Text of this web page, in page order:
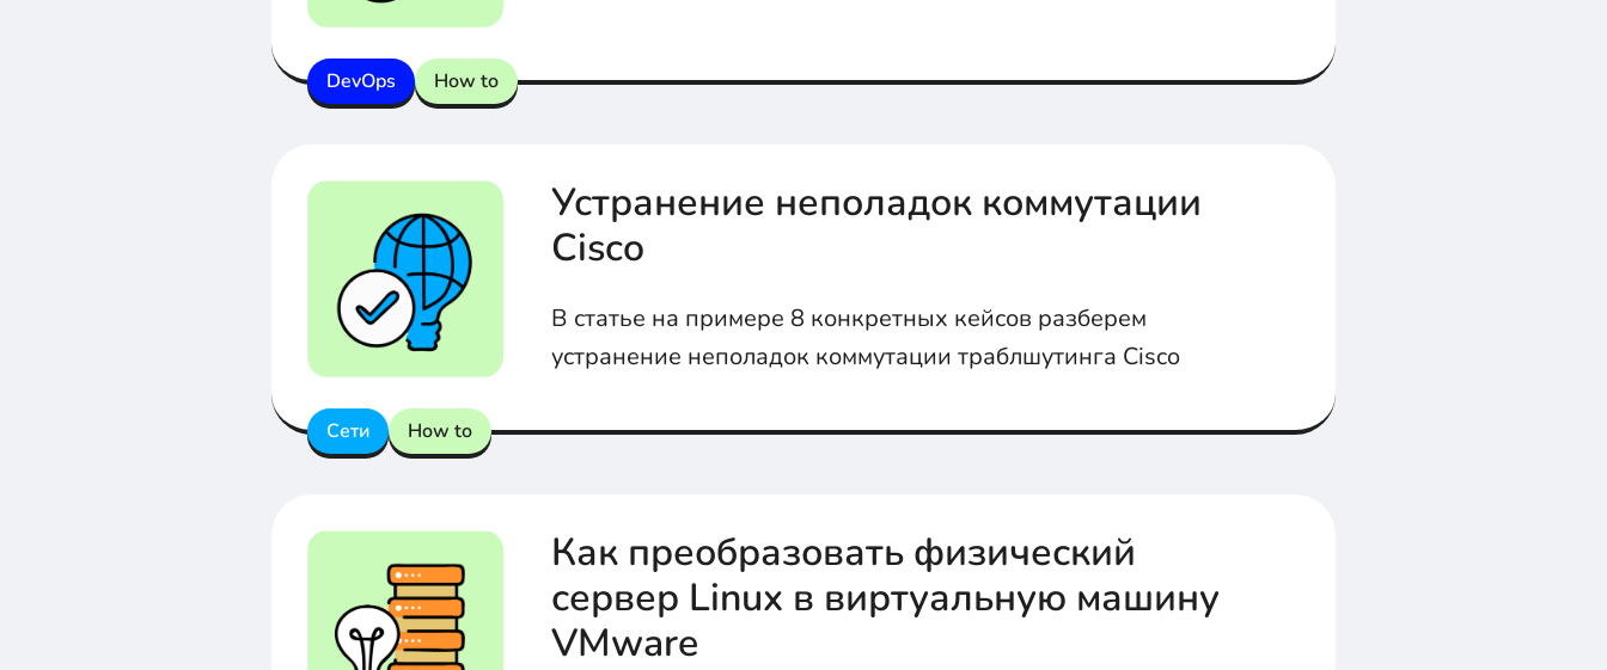
DevOps How to
Сети How to
Устранение неполадок коммутации
Cisco
В статье на примере 8 конкретных кейсов разберем
устранение неполадок коммутации траблшутинга Cisco
Как преобразовать физический
сервер Linux в виртуальную машину
VMware